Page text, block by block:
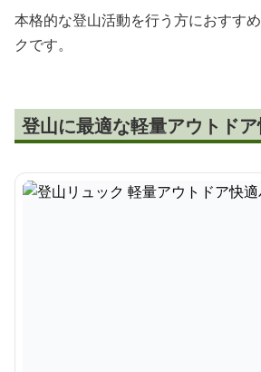
本格的な登山活動を行う方におすす
クです。
登山に最適な軽量アウトド